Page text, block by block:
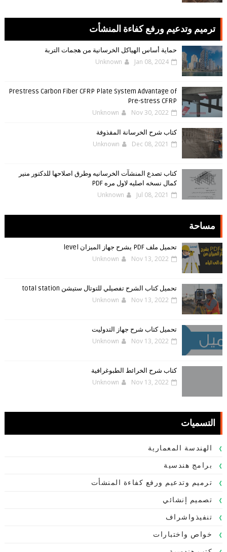
ترميم وتدعيم ورفع كفاءة المنشأت
حماية أساس الهياكل الخرسانية من هجمات التربة
Unknown Jan 08, 2024
Prestress Carbon Fiber CFRP Plate System Advantage of
Pre-stress CFRP
Unknown Nov 30, 2022
كتاب شرح الخرسانة المقذوفة
Unknown Dec 08, 2021
كتاب تصدع المنشآت الخرسانيه وطرق اصلاحها للدكتور منير
كمال نسخه اصليه لاول مره PDF
Unknown Jul 08, 2021
مساحة
تحميل ملف PDF يشرح جهاز الميزان level
Unknown Nov 13, 2022
تحميل كتاب الشرح تفصيلي للتوتال ستيشن total station
Unknown Nov 13, 2022
تحميل كتاب شرح جهاز التدوليت
Unknown Nov 13, 2022
كتاب شرح الخرائط الطبوغرافية
Unknown Nov 13, 2022
التسميات
الهندسة المعمارية
برامج هندسية
ترميم وتدعيم ورفع كفاءة المنشأت
تصميم إنشائي
تنفيذواشراف
خواص واختبارات